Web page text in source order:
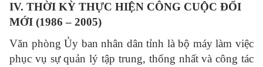
IV. THỜI KỲ THỰC HIỆN CÔNG CUỘC ĐỔI
MỚI (1986 – 2005)
Văn phòng Ủy ban nhân dân tỉnh là bộ máy làm việc
phục vụ sự quản lý tập trung, thống nhất và công tác